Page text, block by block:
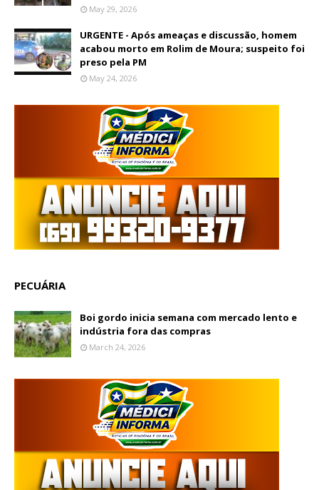
May 29, 2026
URGENTE - Após ameaças e discussão, homem
acabou morto em Rolim de Moura; suspeito foi
preso pela PM
May 24, 2026
PECUÁRIA
Boi gordo inicia semana com mercado lento e
indústria fora das compras
March 24, 2026